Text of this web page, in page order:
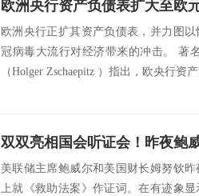
欧洲央行资产负债表扩大至欧
欧洲央行正扩其资产负债表，并力图
冠病毒大流行对经济带来的冲击。 著
（Holger Zschaepitz ）指出，欧央行资
美联储主席鲍威尔和美国财长姆努钦
上就《救助法案》作证词。在有迹象